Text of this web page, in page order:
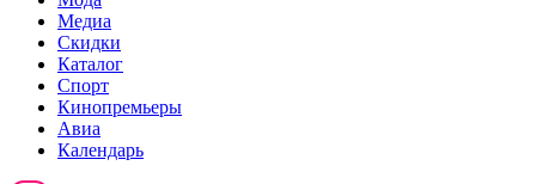
Медиа
Скидки
Каталог
Спорт
Кинопремьеры
Авиа
Календарь